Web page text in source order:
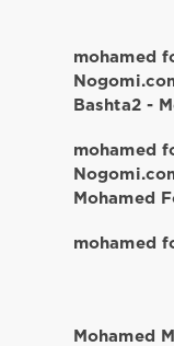
mohamed
Bashta2 -
mohamed
Mohamed
mohamed
Mohamed